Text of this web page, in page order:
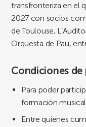
transfronteriza en el
2027 con socios
de Toulouse,
Orquesta de Pau,
Condiciones
Para poder
formación
Entre quienes